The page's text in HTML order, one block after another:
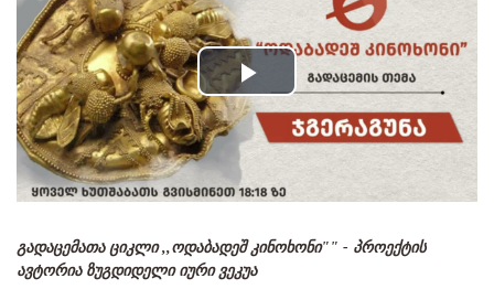
Play
Video
გადაცემათა ციკლი ,,ოდაბადეშ კინოხონი"" - პროექტის
ავტორია ზუგდიდელი იური ვეკუა